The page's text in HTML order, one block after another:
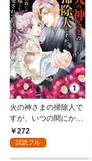
火の神さまの掃除人で
すが、いつの間にか花
嫁として溺愛されてい
ます【単話】（１）
272
試読フル